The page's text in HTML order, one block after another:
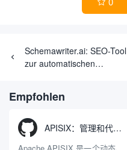
Schemawriter.ai: SEO-Tool
zur automatischen
Webseiten
Empfohlen
APISIX：管理和代理API及大模型流量的高性能网关